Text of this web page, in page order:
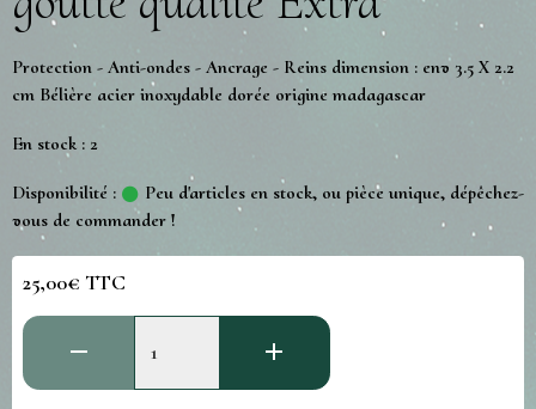
Protection - Anti-ondes - Ancrage - Reins dimension : env 3.5 X 2.2
cm Bélière acier inoxydable dorée origine madagascar
En stock : 2
Disponibilité :
Peu d'articles en stock, ou pièce unique, dépêchez-
vous de commander !
25,00€ TTC